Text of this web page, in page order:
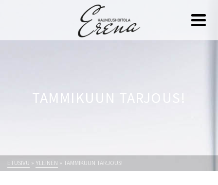
TAMMIKUUN TARJOUS!
ETUSIVU » YLEINEN » TAMMIKUUN TARJOUS!